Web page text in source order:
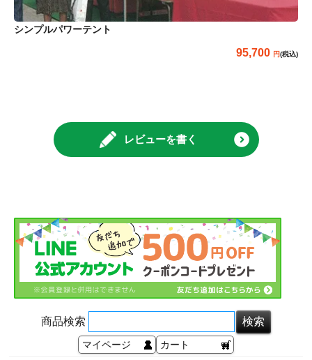
シンプルパワーテント
95,700 (税込)
レビューを書く
商品検索
マイページ カート